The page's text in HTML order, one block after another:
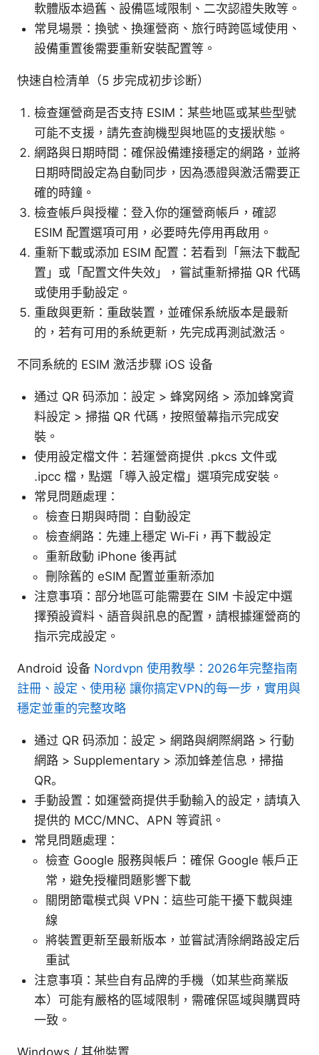
軟體版本過舊、設備區域限制、二次認證失敗等。
常見場景：換號、換運營商、旅行時跨區域使用、
設備重置後需要重新安裝配置等。
快速自检清单（5 步完成初步诊断）
檢查運營商是否支持 ESIM：某些地區或某些型號
可能不支援，請先查詢機型與地區的支援狀態。
網路與日期時間：確保設備連接穩定的網路，並將
日期時間設定為自動同步，因為憑證與激活需要正
確的時鐘。
檢查帳戶與授權：登入你的運營商帳戶，確認
ESIM 配置選項可用，必要時先停用再啟用。
重新下載或添加 ESIM 配置：若看到「無法下載配
置」或「配置文件失效」，嘗試重新掃描 QR 代碼
或使用手動設定。
重啟與更新：重啟裝置，並確保系統版本是最新
的，若有可用的系統更新，先完成再測試激活。
不同系統的 ESIM 激活步驟 iOS 设备
通过 QR 码添加：設定 > 蜂窝网络 > 添加蜂窝資
料設定 > 掃描 QR 代碼，按照螢幕指示完成安
裝。
使用設定檔文件：若運營商提供 .pkcs 文件或
.ipcc 檔，點選「導入設定檔」選項完成安裝。
常見問題處理：
檢查日期與時間：自動設定
檢查網路：先連上穩定 Wi‑Fi，再下載設定
重新啟動 iPhone 後再試
刪除舊的 eSIM 配置並重新添加
注意事項：部分地區可能需要在 SIM 卡設定中選
擇預設資料、語音與訊息的配置，請根據運營商的
指示完成設定。
Android 设备 Nordvpn 使用教學：2026年完整指南
註冊、設定、使用秘 讓你搞定VPN的每一步，實用與
穩定並重的完整攻略
通过 QR 码添加：設定 > 網路與網際網路 > 行動
網路 > Supplementary > 添加蜂差信息，掃描
QR。
手動設置：如運營商提供手動輸入的設定，請填入
提供的 MCC/MNC、APN 等資訊。
常見問題處理：
檢查 Google 服務與帳戶：確保 Google 帳戶正
常，避免授權問題影響下載
關閉節電模式與 VPN：這些可能干擾下載與連
線
將裝置更新至最新版本，並嘗試清除網路設定后
重試
注意事項：某些自有品牌的手機（如某些商業版
本）可能有嚴格的區域限制，需確保區域與購買時
一致。
Windows / 其他裝置